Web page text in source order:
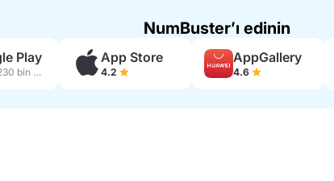
NumBuster’ı edinin
Play
230 bin yorum
App Store
4.2
AppGallery
4.6